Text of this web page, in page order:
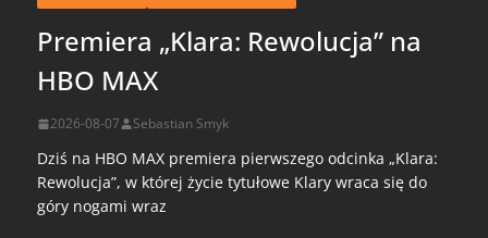
Premiera „Klara: Rewolucja” na
HBO MAX
2026-08-07 Sebastian Smyk
Dziś na HBO MAX premiera pierwszego odcinka „Klara:
Rewolucja”, w której życie tytułowe Klary wraca się do
góry nogami wraz